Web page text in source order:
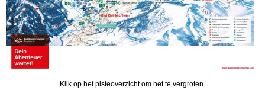
Klik op het pisteoverzicht om het te vergroten.